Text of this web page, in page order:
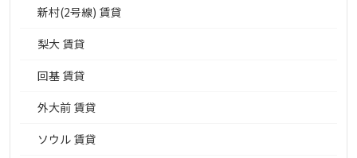
新村(2号線) 賃貸
梨大 賃貸
回基 賃貸
外大前 賃貸
ソウル 賃貸